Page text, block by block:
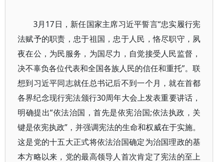
3月17日，新任国家主席习近平誓言“忠实履行宪
法赋予的职责，忠于祖国，忠于人民，恪尽职守，夙
夜在公，为民服务，为国尽力，自觉接受人民监督，
决不辜负各位代表和全国各族人民的信任和重托”。联
想到习近平同志就任总书记后不到一个月，就在首都
各界纪念现行宪法颁行30周年大会上发表重要讲话，
明确提出“依法治国，首先是依宪治国;依法执政，关
键是依宪执政”，并强调宪法的生命和权威在于实施。
这是党的十五大正式将依法治国确定为治国理政的基
本方略以来，党的最高领导人首次肯定了宪法的至上